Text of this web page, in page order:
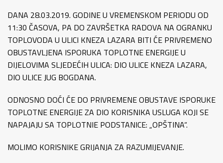
DANA 28.03.2019. GODINE U VREMENSKOM PERIODU OD
11:30 ČASOVA, PA DO ZAVRŠETKA RADOVA NA OGRANKU
TOPLOVODA U ULICI KNEZA LAZARA BITI ĆE PRIVREMENO
OBUSTAVLJENA ISPORUKA TOPLOTNE ENERGIJE U
DIJELOVIMA SLJEDEĆIH ULICA: DIO ULICE KNEZA LAZARA,
DIO ULICE JUG BOGDANA.
ODNOSNO DOĆI ĆE DO PRIVREMENE OBUSTAVE ISPORUKE
TOPLOTNE ENERGIJE ZA DIO KORISNIKA USLUGA KOJI SE
NAPAJAJU SA TOPLOTNIE PODSTANICE: „OPŠTINA“.
MOLIMO KORISNIKE GRIJANJA ZA RAZUMIJEVANJE.